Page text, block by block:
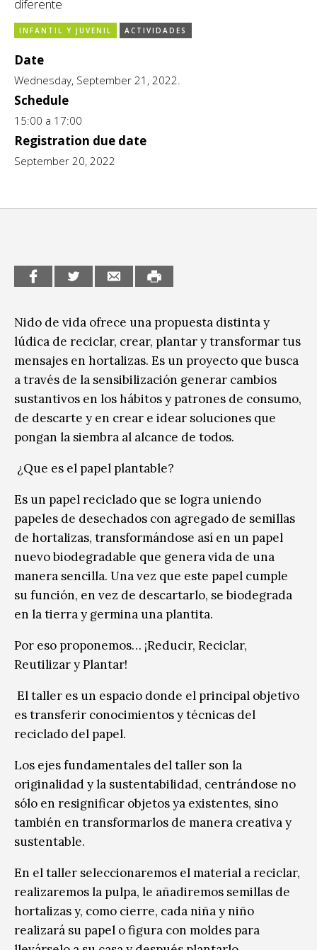
CCE en el interior/libros
Exposiciones
Formación
Género y Diversidad
Infantil y Juvenil
Letras
diferente
INFANTIL Y JUVENIL ACTIVIDADES
Date
Wednesday, September 21, 2022.
Schedule
15:00 a 17:00
Registration due date
September 20, 2022
Nido de vida ofrece una propuesta distinta y
lúdica de reciclar, crear, plantar y transformar tus
mensajes en hortalizas. Es un proyecto que busca
a través de la sensibilización generar cambios
sustantivos en los hábitos y patrones de consumo,
de descarte y en crear e idear soluciones que
pongan la siembra al alcance de todos.
¿Que es el papel plantable?
Es un papel reciclado que se logra uniendo
papeles de desechados con agregado de semillas
de hortalizas, transformándose así en un papel
nuevo biodegradable que genera vida de una
manera sencilla. Una vez que este papel cumple
su función, en vez de descartarlo, se biodegrada
en la tierra y germina una plantita.
Por eso proponemos… ¡Reducir, Reciclar,
Reutilizar y Plantar!
El taller es un espacio donde el principal objetivo
es transferir conocimientos y técnicas del
reciclado del papel.
Los ejes fundamentales del taller son la
originalidad y la sustentabilidad, centrándose no
sólo en resignificar objetos ya existentes, sino
también en transformarlos de manera creativa y
sustentable.
En el taller seleccionaremos el material a reciclar,
realizaremos la pulpa, le añadiremos semillas de
hortalizas y, como cierre, cada niña y niño
realizará su papel o figura con moldes para